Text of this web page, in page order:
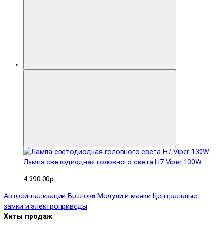
Лампа светодиодная головного света H7 Viper 130W
4 390.00р.
Автосигнализации Брелоки Модули и маяки Центральные
замки и электроприводы
Хиты продаж